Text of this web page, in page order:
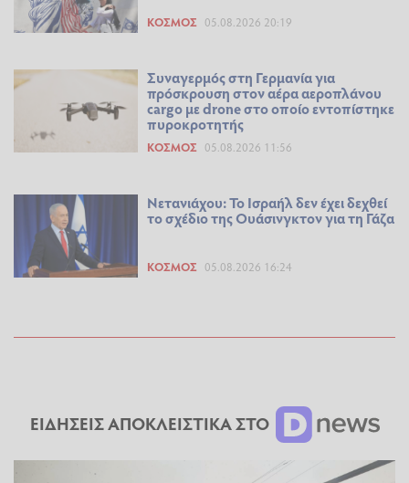
ΚΌΣΜΟΣ 05.08.2026 20:19
Συναγερμός στη Γερμανία για
πρόσκρουση στον αέρα αεροπλάνου
cargo με drone στο οποίο εντοπίστηκε
πυροκροτητής
ΚΌΣΜΟΣ 05.08.2026 11:56
Νετανιάχου: Το Ισραήλ δεν έχει δεχθεί
το σχέδιο της Ουάσινγκτον για τη Γάζα
ΚΌΣΜΟΣ 05.08.2026 16:24
ΕΙΔΗΣΕΙΣ ΑΠΟΚΛΕΙΣΤΙΚΑ ΣΤΟ